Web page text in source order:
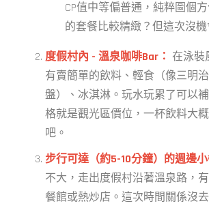
CP值中等偏普通，純粹圖個
的套餐比較精緻？但這次沒機
度假村內 - 溫泉咖啡Bar： 在泳裝
有賣簡單的飲料、輕食（像三明
盤）、冰淇淋。玩水玩累了可以
格就是觀光區價位，一杯飲料大概
吧。
步行可達（約5-10分鐘）的週邊小
不大，走出度假村沿著溫泉路，
餐館或熱炒店。這次時間關係沒